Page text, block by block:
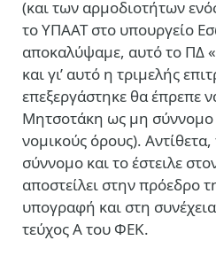
(και των αρμοδιοτήτων
το ΥΠΑΑΤ στο υπουργείο
αποκαλύψαμε, αυτό το ΠΔ
και γι’ αυτό η τριμελής
επεξεργάστηκε θα έπρεπε
Μητσοτάκη ως μη σύννομο
νομικούς όρους). Αντίθετα,
σύννομο και το έστειλε
αποστείλει στην πρόεδρο
υπογραφή και στη
τεύχος Α του ΦΕΚ.